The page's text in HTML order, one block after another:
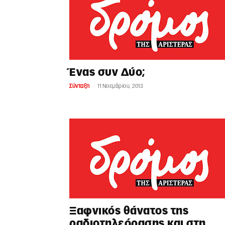
Ένας συν Δύο;
Σύνταξη - 11 Νοεμβρίου, 2013
Ξαφνικός θάνατος της